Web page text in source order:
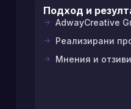
Подход и
AdwayCreative
Реализирани
Мнения и отзиви